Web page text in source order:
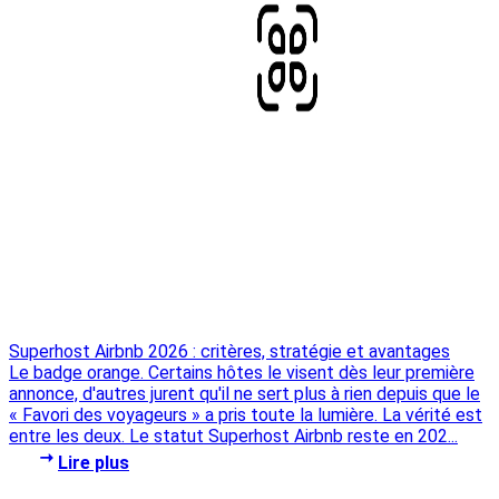
Superhost Airbnb 2026 : critères, stratégie et avantages
Le badge orange. Certains hôtes le visent dès leur première
annonce, d'autres jurent qu'il ne sert plus à rien depuis que le
« Favori des voyageurs » a pris toute la lumière. La vérité est
entre les deux. Le statut Superhost Airbnb reste en 202...
Lire plus